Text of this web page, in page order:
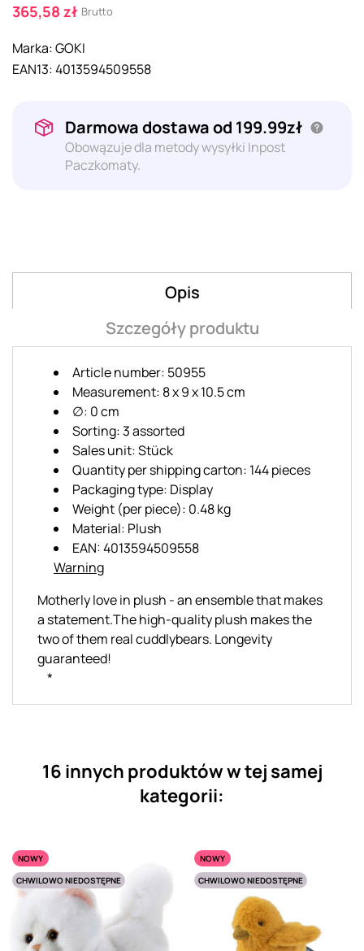
365,58 zł Brutto
Marka:GOKI
EAN13:4013594509558
Darmowa dostawa od 199.99zł
Obowązuje dla metody wysyłki Inpost
Paczkomaty.
Opis
Szczegóły produktu
Article number: 50955
Measurement: 8 x 9 x 10.5 cm
∅: 0 cm
Sorting: 3 assorted
Sales unit: Stück
Quantity per shipping carton: 144 pieces
Packaging type: Display
Weight (per piece): 0.48 kg
Material: Plush
EAN: 4013594509558
Warning
Motherly love in plush - an ensemble that makes
a statement.The high-quality plush makes the
two of them real cuddlybears. Longevity
guaranteed!
*
16 innych produktów w tej samej
kategorii:
NOWY
CHWILOWO NIEDOSTĘPNE
NOWY
CHWILOWO NIEDOSTĘPNE